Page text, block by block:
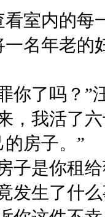
内的每
年老的
了吗？”
我活了
房子。”
是你租给
生了什么